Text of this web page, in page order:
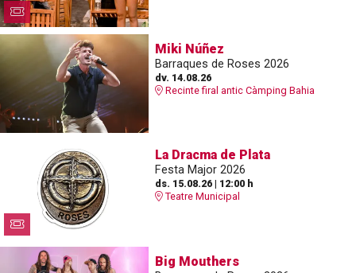
Miki Núñez
Barraques de Roses 2026
dv. 14.08.26
Recinte firal antic Càmping Bahia
La Dracma de Plata
Festa Major 2026
ds. 15.08.26| 12:00 h
Teatre Municipal
Big Mouthers